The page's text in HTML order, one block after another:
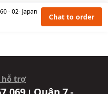
- 02- Japan
Chat to order
hỗ trợ